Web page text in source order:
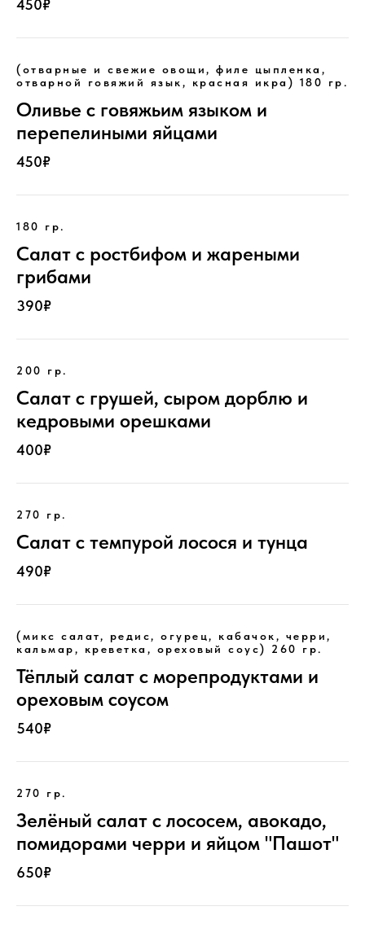
450₽
(отварные и свежие овощи, филе цыпленка,
отварной говяжий язык, красная икра) 180 гр.
Оливье с говяжьим языком и
перепелиными яйцами
450₽
180 гр.
Салат с ростбифом и жареными
грибами
390₽
200 гр.
Салат с грушей, сыром дорблю и
кедровыми орешками
400₽
270 гр.
Салат с темпурой лосося и тунца
490₽
(микс салат, редис, огурец, кабачок, черри,
кальмар, креветка, ореховый соус)
260 гр.
Тёплый салат с морепродуктами и
ореховым соусом
540₽
270 гр.
Зелёный салат с лососем, авокадо,
помидорами черри и яйцом "Пашот"
650₽